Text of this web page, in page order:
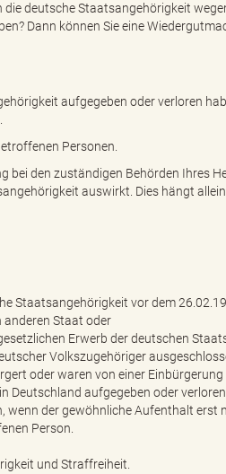
die deutsche Staatsangehörigkeit
Dann können Sie eine
aufgegeben oder verloren
Personen.
bei den zuständigen Behörden Ihres
auswirkt. Dies hängt
Staatsangehörigkeit vor dem
anderen Staat oder
Erwerb der deutschen
Volkszugehöriger
oder waren von einer
Deutschland aufgegeben oder
wenn der gewöhnliche Aufenthalt erst
Person.
und Straffreiheit.